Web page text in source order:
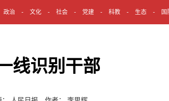
政治 文化 社会 党建 科教 生态 国
线识别干部